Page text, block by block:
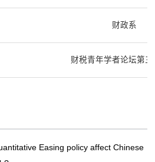
财政系
财税青年学者论坛第
Easing policy affect Chinese